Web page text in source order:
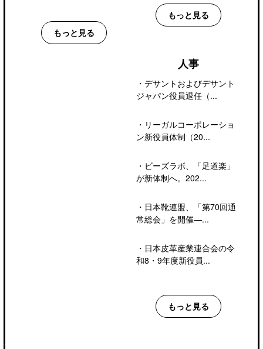
もっと見る
もっと見る
人事
・ デサントおよびデサント
ジャパン役員退任（...
・ リーガルコーポレーショ
ン新役員体制（20...
・ ビーズラボ、「足道楽」
が新体制へ。202...
・ 日本靴連盟、「第70回通
常総会」を開催―...
・ 日本皮革産業連合会の令
和8・9年度新役員...
もっと見る